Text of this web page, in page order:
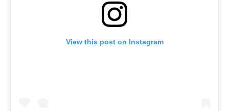
View this post on Instagram